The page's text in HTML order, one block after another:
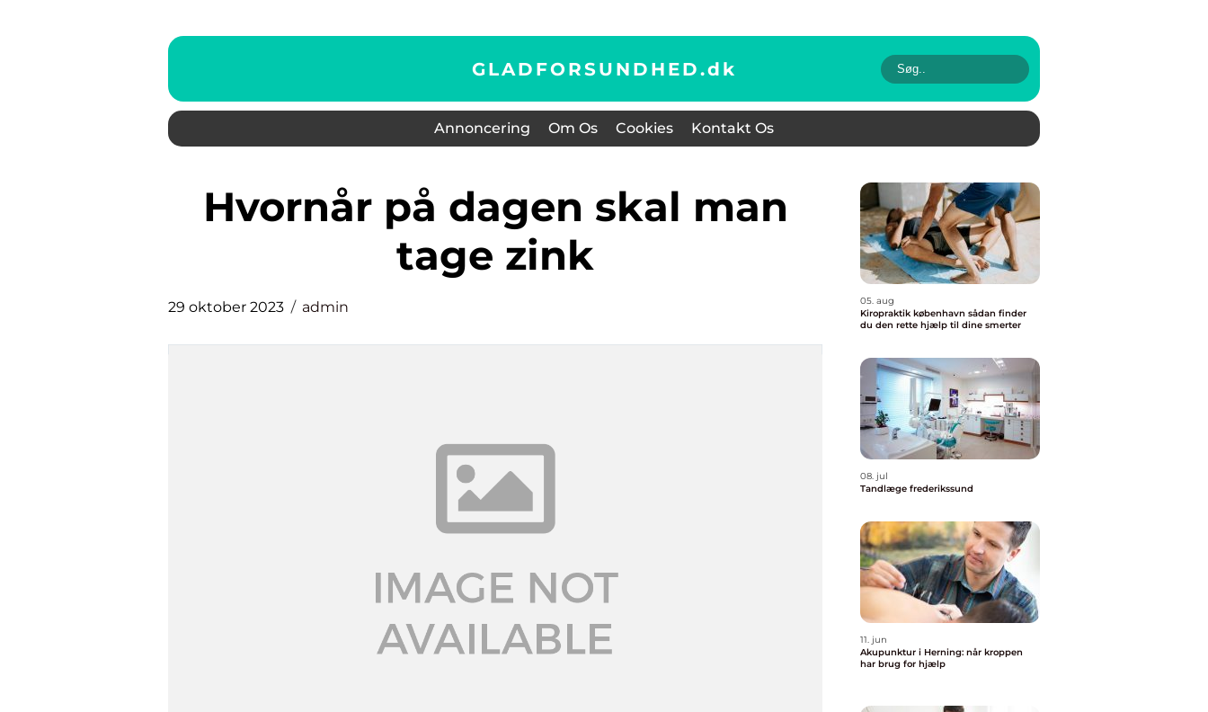
GLADFORSUNDHED.dk
Annoncering Om Os Cookies Kontakt Os
hvornår på dagen skal man
tage zink
29 oktober 2023 admin
05. aug
Kiropraktik københavn sådan finder
du den rette hjælp til dine smerter
08. jul
Tandlæge frederikssund
11. jun
Akupunktur i Herning: når kroppen
har brug for hjælp